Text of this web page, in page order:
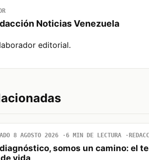
Noticias Venezuela
editorial.
8 AGOSTO 2026 6 MIN DE LECTURA
somos un camino: el